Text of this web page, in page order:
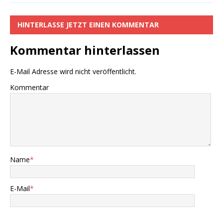
k
HINTERLASSE JETZT EINEN KOMMENTAR
Kommentar hinterlassen
E-Mail Adresse wird nicht veröffentlicht.
Kommentar
Name*
E-Mail*